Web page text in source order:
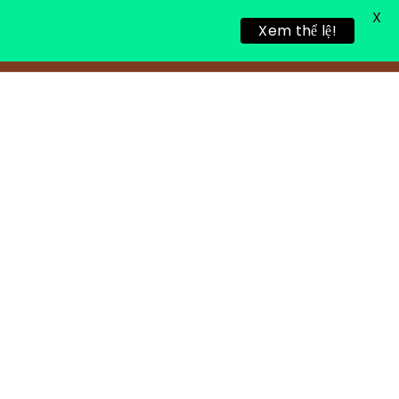
LIÊN HỆXem thể lệ!
X